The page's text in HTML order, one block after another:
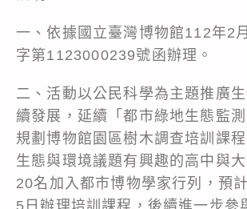
一、依據國立臺灣博物館112年2
字第1123000239號函辦理。
二、活動以公民科學為主題推廣
續發展，延續「都市綠地生態監
規劃博物館園區樹木調查培訓課
生態與環境議題有興趣的高中與
20名加入都市博物學家行列，預
5日辦理培訓課程，後續進一步參